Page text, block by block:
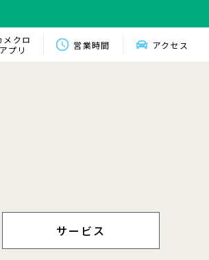
メクロ
アプリ
営業時間 アクセス
サービス